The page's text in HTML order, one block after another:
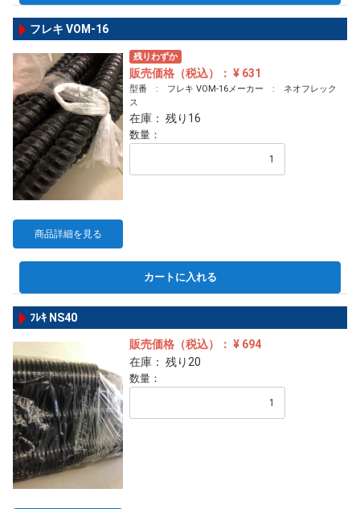
フレキ VOM-16
商品詳細を見る
残りわずか
販売価格（税込）： ¥ 631
型番 : フレキ VOM-16メーカー : ネオフレック
ス
在庫： 残り16
数量：
カートに入れる
ﾌﾚｷ NS40
販売価格（税込）： ¥ 694
在庫： 残り20
数量：